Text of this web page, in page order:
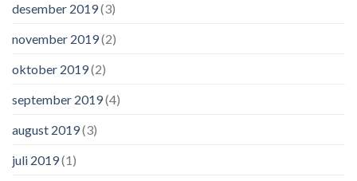
desember 2019(3)
november 2019(2)
oktober 2019(2)
september 2019(4)
august 2019(3)
juli 2019(1)